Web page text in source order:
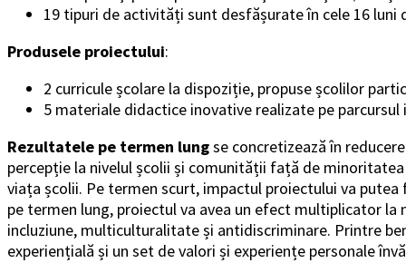
19 tipuri de activități sunt desfășurate în cele 16 luni
Produsele proiectului:
2 curricule școlare la dispoziție, propuse școlilor
5 materiale didactice inovative realizate pe
Rezultatele pe termen lungse concretizează în
percepție la nivelul școlii și comunității față de
viața școlii. Pe termen scurt, impactul proiectului va
pe termen lung, proiectul va avea un efect multiplicator
incluziune, multiculturalitate și antidiscriminare. Printre
experiențială și un set de valori și experiențe personale